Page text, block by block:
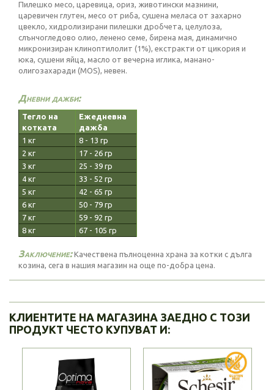
Пилешко месо, царевица, ориз, животински мазнини,
царевичен глутен, месо от риба, сушена меласа от захарно
цвекло, хидролизирани пилешки дробчета, целулоза,
слънчогледово олио, ленено семе, бирена мая, динамично
микронизиран клиноптилолит (1%), екстракти от цикория и
юка, сушени яйца, масло от вечерна иглика, манано-
олигозахаради (MOS), невен.
Дневни дажби:
Тегло на
котката
Ежедневна
дажба
1 кг
8 - 13 гр
2 кг
17 - 26 гр
3 кг
25 - 39 гр
4 кг
33 - 52 гр
5 кг
42 - 65 гр
6 кг
50 - 79 гр
7 кг
59 - 92 гр
8 кг
67 - 105 гр
Заключение:Качествена пълноценна храна за котки с дълга
козина, сега в нашия магазин на още по-добра цена.
КЛИЕНТИТЕ НА МАГАЗИНА ЗАЕДНО С ТОЗИ
ПРОДУКТ ЧЕСТО КУПУВАТ И: